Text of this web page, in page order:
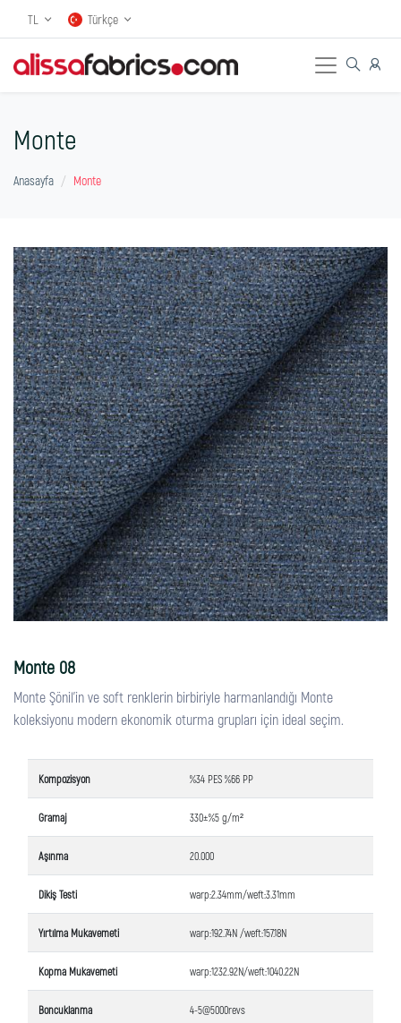
TL Türkçe
Monte
Anasayfa Monte
Monte 08
Monte Şönil'in ve soft renklerin birbiriyle harmanlandığı Monte
koleksiyonu modern ekonomik oturma grupları için ideal seçim.
Kompozisyon %34 PES %66 PP
Gramaj 330±%5 g/m²
Aşınma 20.000
Dikiş Testi warp:2.34mm/weft:3.31mm
Yırtılma Mukavemeti warp:192.74N /weft:157.18N
Kopma Mukavemeti warp:1232.92N/weft:1040.22N
Boncuklanma 4-5@5000revs